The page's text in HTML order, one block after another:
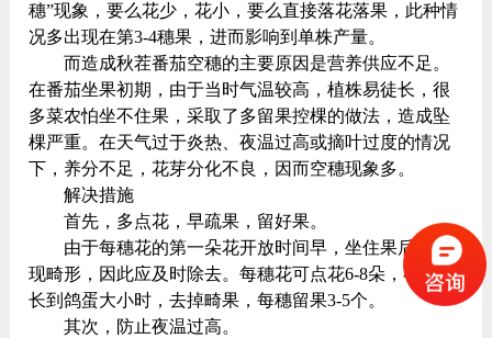
穗”现象，要么花少，花小，要么直接落花落果，此种情
况多出现在第3-4穗果，进而影响到单株产量。
而造成秋茬番茄空穗的主要原因是营养供应不足。
在番茄坐果初期，由于当时气温较高，植株易徒长，很
多菜农怕坐不住果，采取了多留果控棵的做法，造成坠
棵严重。在天气过于炎热、夜温过高或摘叶过度的情况
下，养分不足，花芽分化不良，因而空穗现象多。
解决措施
首先，多点花，早疏果，留好果。
由于每穗花的第一朵花开放时间早，坐住果后易出
现畸形，因此应及时除去。每穗花可点花6-8朵，在番茄
长到鸽蛋大小时，去掉畸果，每穗留果3-5个。
其次，防止夜温过高。